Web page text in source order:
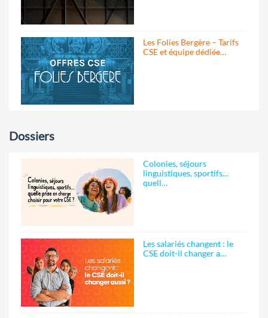
Les Folies Bergère – Tarifs
CSE et équipe dédiée…
Dossiers
Colonies, séjours
linguistiques, sportifs…
quell…
Les salariés changent : le
CSE doit-il changer a…